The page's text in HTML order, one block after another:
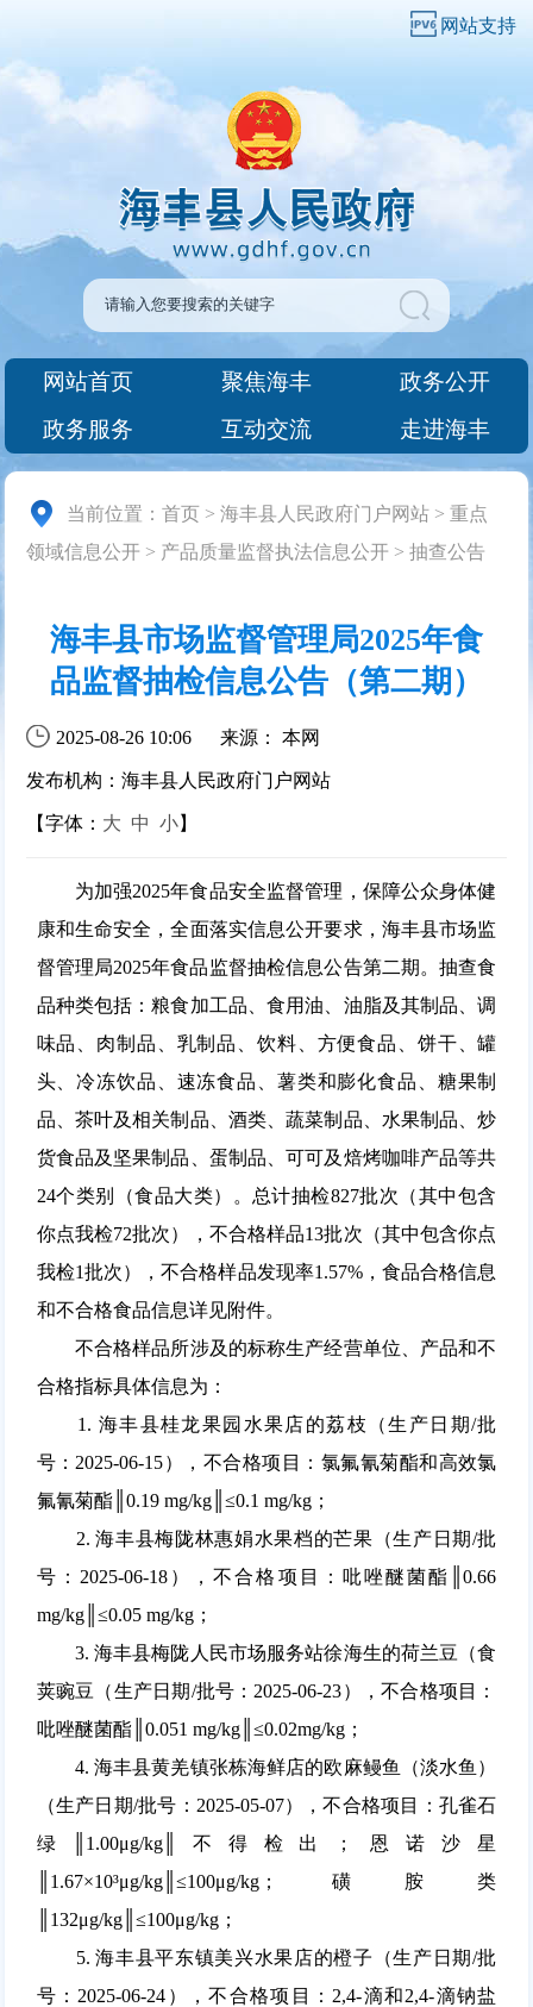
网站支持
网站首页 聚焦海丰
政务公开
政务服务
互动交流 走进海丰
当前位置：首页 >海丰县人民政府门户网站 >重点
领域信息公开 > 产品质量监督执法信息公开 >抽查公告
海丰县市场监督管理局2025年食
品监督抽检信息公告（第二期）
2025-08-26 10:06 来源： 本网
发布机构：海丰县人民政府门户网站
【字体： 大 中 小】
为加强2025年食品安全监督管理，保障公众身体健
康和生命安全，全面落实信息公开要求，海丰县市场监
督管理局2025年食品监督抽检信息公告第二期。抽查食
品种类包括：粮食加工品、食用油、油脂及其制品、调
味品、肉制品、乳制品、饮料、方便食品、饼干、罐
头、冷冻饮品、速冻食品、薯类和膨化食品、糖果制
品、茶叶及相关制品、酒类、蔬菜制品、水果制品、炒
货食品及坚果制品、蛋制品、可可及焙烤咖啡产品等共
24个类别（食品大类）。总计抽检827批次（其中包含
你点我检72批次），不合格样品13批次（其中包含你点
我检1批次），不合格样品发现率1.57%，食品合格信息
和不合格食品信息详见附件。
不合格样品所涉及的标称生产经营单位、产品和不
合格指标具体信息为：
1. 海丰县桂龙果园水果店的荔枝（生产日期/批
号：2025-06-15），不合格项目：氯氟氰菊酯和高效氯
氟氰菊酯║0.19 mg/kg║≤0.1 mg/kg；
2. 海丰县梅陇林惠娟水果档的芒果（生产日期/批
号：2025-06-18），不合格项目：吡唑醚菌酯║0.66
mg/kg║≤0.05 mg/kg；
3. 海丰县梅陇人民市场服务站徐海生的荷兰豆（食
荚豌豆（生产日期/批号：2025-06-23），不合格项目：
吡唑醚菌酯║0.051 mg/kg║≤0.02mg/kg；
4. 海丰县黄羌镇张栋海鲜店的欧麻鳗鱼（淡水鱼）
（生产日期/批号：2025-05-07），不合格项目：孔雀石
绿║1.00μg/kg║不得检出；恩诺沙星
║1.67×10³μg/kg║≤100μg/kg；磺胺类
║132μg/kg║≤100μg/kg；
5. 海丰县平东镇美兴水果店的橙子（生产日期/批
号：2025-06-24），不合格项目：2,4-滴和2,4-滴钠盐